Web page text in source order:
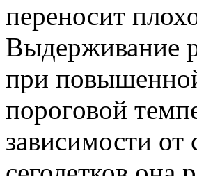
переносит
Выдерживание
при
пороговой
зависимости от